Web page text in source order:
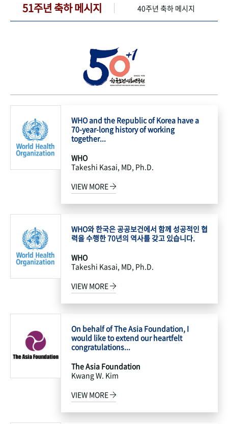
51주년 축하 메시지 40주년 축하 메시지
WHO and the Republic of Korea have a
70-year-long history of working
together...
WHO
Takeshi Kasai, MD, Ph.D.
VIEW MORE
WHO와 한국은 공공보건에서 함께 성공적인 협
력을 수행한 70년의 역사를 갖고 있습니다.
WHO
Takeshi Kasai, MD, Ph.D.
VIEW MORE
On behalf of The Asia Foundation, I
would like to extend our heartfelt
congratulations...
The Asia Foundation
Kwang W. Kim
VIEW MORE